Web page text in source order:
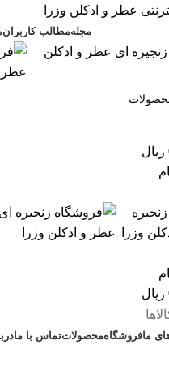
عطر و ادکلن وزرا
مجلهمطالب کاربران
ریال
ریال
مافروشگاهمحصولاتتماس با ما